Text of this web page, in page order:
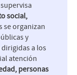
social,
se organizan
y
dirigidas a los
atención
personas